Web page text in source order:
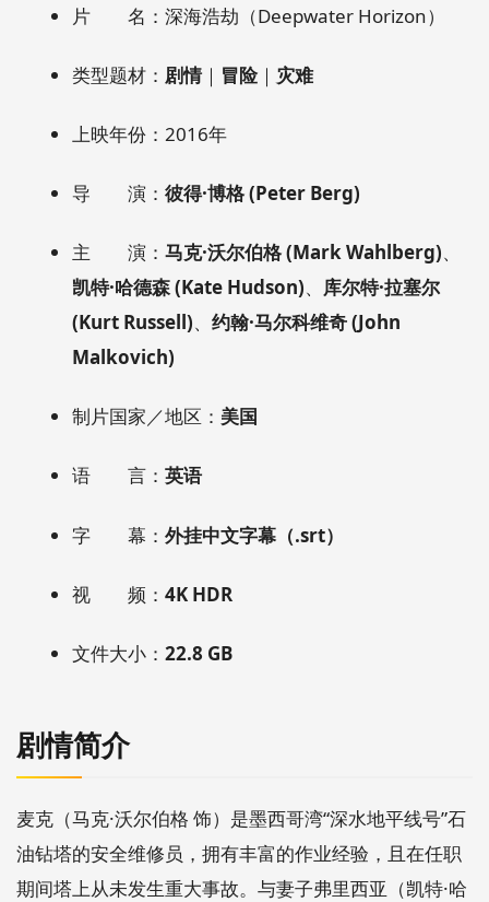
片 名：深海浩劫（Deepwater Horizon）
类型题材： 剧情｜ 冒险｜ 灾难
上映年份：2016年
导 演： 彼得·博格 (Peter Berg)
主 演： 马克·沃尔伯格 (Mark Wahlberg)、
凯特·哈德森 (Kate Hudson)、 库尔特·拉塞尔
(Kurt Russell)、 约翰·马尔科维奇 (John
Malkovich)
制片国家／地区： 美国
语 言： 英语
字 幕： 外挂中文字幕（.srt）
视 频： 4K HDR
文件大小： 22.8 GB
剧情简介
麦克（马克·沃尔伯格 饰）是墨西哥湾“深水地平线号”石
油钻塔的安全维修员，拥有丰富的作业经验，且在任职
期间塔上从未发生重大事故。与妻子弗里西亚（凯特·哈